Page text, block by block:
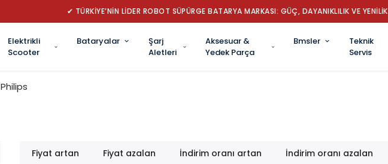
✔ TÜRKİYE’NİN LİDER ROBOT SÜPÜRGE BATARYA MARKASI: GÜÇ, DAYANIKLILIK VE YENİLİK
Elektrikli
Scooter
Bataryalar
Şarj
Aletleri
Aksesuar &
Yedek Parça
Bmsler
Teknik
Servis
Philips
Fiyat artan Fiyat azalan İndirim oranı artan İndirim oranı azalan